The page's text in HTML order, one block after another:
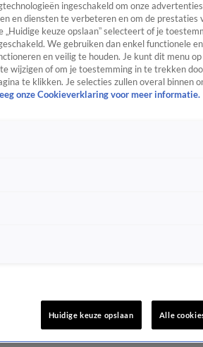
ingeschakeld om onze
en diensten te verbeteren en om de prestaties
keuze opslaan” selecteert of je
We gebruiken dan enkel functionele
en veilig te houden. Je kunt dit menu
wijzigen of om je toestemming in te trekken
te klikken. Je selecties zullen overal binnen
onze Cookieverklaring voor meer informatie.
Huidige keuze opslaan Alle